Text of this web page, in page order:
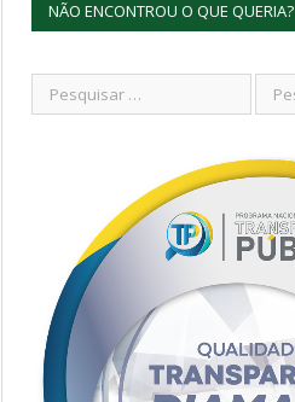
NÃO ENCONTROU O QUE QUERIA?